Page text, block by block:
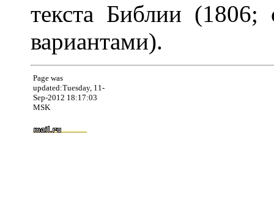
текста Библии (1806;
вариантами).
Page was
updated:Tuesday, 11-
Sep-2012 18:17:03
MSK